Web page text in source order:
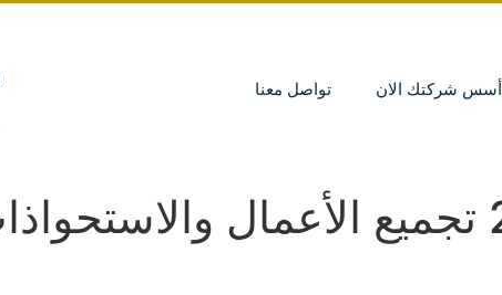
أسس شركتك الان تواصل معنا